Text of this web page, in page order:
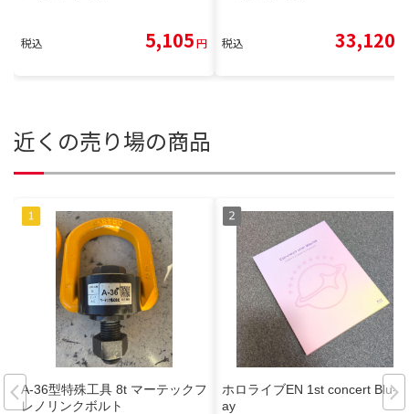
税込 5,105円 税込 33,120
近くの売り場の商品
A-36型特殊工具 8t マーテックフ
レノリンクボルト
ホロライブEN 1st concert Blu-r
ay